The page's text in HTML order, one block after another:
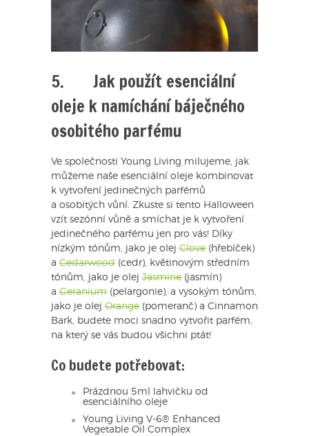
5. Jak použít esenciální
oleje k namíchání báječného
osobitého parfému
Ve společnosti Young Living milujeme, jak
můžeme naše esenciální oleje kombinovat
k vytvoření jedinečných parfémů
a osobitých vůní. Zkuste si tento Halloween
vzít sezónní vůně a smíchat je k vytvoření
jedinečného parfému jen pro vás! Díky
nízkým tónům, jako je olej Clove (hřebíček)
a Cedarwood (cedr), květinovým středním
tónům, jako je olej Jasmine (jasmín)
a Geranium (pelargonie), a vysokým tónům,
jako je olej Orange (pomeranč) a Cinnamon
Bark, budete moci snadno vytvořit parfém,
na který se vás budou všichni ptát!
Co budete potřebovat:
Prázdnou 5ml lahvičku od
esenciálního oleje
Young Living V-6® Enhanced
Vegetable Oil Complex